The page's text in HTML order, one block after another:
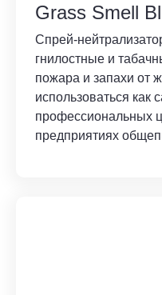
Grass Smell
Спрей-
гнилостные и
пожара и запахи от
использоваться как
профессиональных
предприятиях